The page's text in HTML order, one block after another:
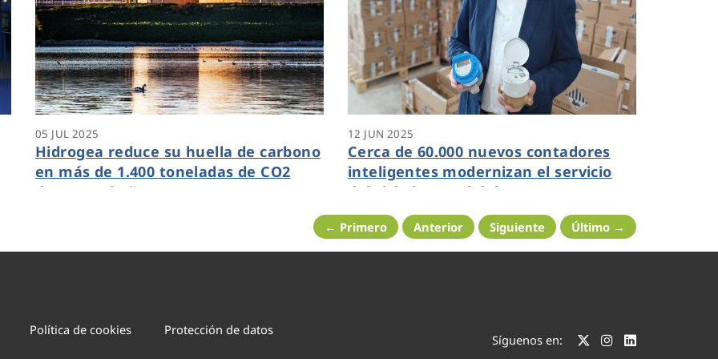
05 JUL 2025
Hidrogea reduce su huella de carbono
en más de 1.400 toneladas de CO2
durante el año 2024
12 JUN 2025
Cerca de 60.000 nuevos contadores
inteligentes modernizan el servicio
del ciclo integral del agua en
Cartagena
← Primero Anterior Siguiente Último →
Política de cookies Protección de datos
Síguenos en: